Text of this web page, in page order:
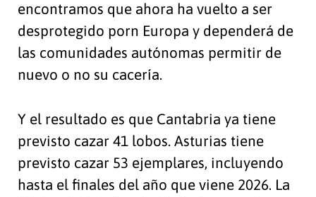
encontramos que ahora ha vuelto a ser
desprotegido porn Europa y dependerá de
las comunidades autónomas permitir de
nuevo o no su cacería.
Y el resultado es que Cantabria ya tiene
previsto cazar 41 lobos. Asturias tiene
previsto cazar 53 ejemplares, incluyendo
hasta el finales del año que viene 2026. La